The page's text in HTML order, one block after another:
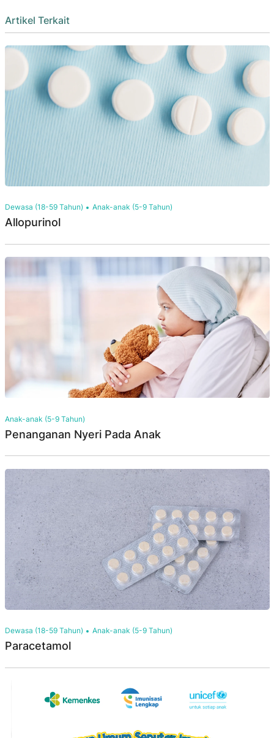
Artikel Terkait
Dewasa (18-59 Tahun) Anak-anak (5-9 Tahun)
Allopurinol
Anak-anak (5-9 Tahun)
Penanganan Nyeri Pada Anak
Dewasa (18-59 Tahun) Anak-anak (5-9 Tahun)
Paracetamol